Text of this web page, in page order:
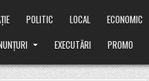
POLITIC LOCAL ECONOMIC
EXECUTĂRI PROMO